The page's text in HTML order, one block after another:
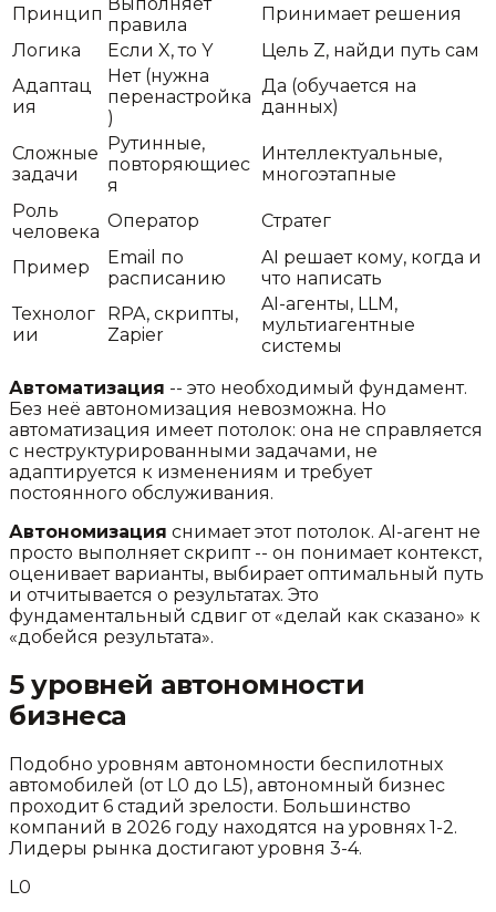
Принцип Выполняет
правила
Принимает решения
Логика
Если X, то Y
Цель Z, найди путь сам
Адаптац
ия
Нет (нужна
перенастройка
)
Да (обучается на
данных)
Сложные
задачи
Рутинные,
повторяющиес
я
Интеллектуальные,
многоэтапные
Роль
человека
Оператор Стратег
Пример
Email по
расписанию
AI решает кому, когда и
что написать
Технолог
ии
RPA, скрипты,
Zapier
AI-агенты, LLM,
мультиагентные
системы
Автоматизация -- это необходимый фундамент.
Без неё автономизация невозможна. Но
автоматизация имеет потолок: она не справляется
с неструктурированными задачами, не
адаптируется к изменениям и требует
постоянного обслуживания.
Автономизация снимает этот потолок. AI-агент не
просто выполняет скрипт -- он понимает контекст,
оценивает варианты, выбирает оптимальный путь
и отчитывается о результатах. Это
фундаментальный сдвиг от «делай как сказано» к
«добейся результата».
5 уровней автономности
бизнеса
Подобно уровням автономности беспилотных
автомобилей (от L0 до L5), автономный бизнес
проходит 6 стадий зрелости. Большинство
компаний в 2026 году находятся на уровнях 1-2.
Лидеры рынка достигают уровня 3-4.
L0